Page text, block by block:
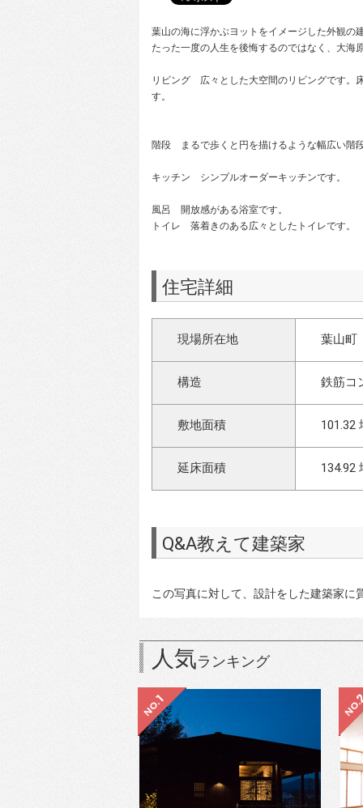
葉山の海に浮かぶヨットをイメージした外観の
たった一度の人生を後悔するのではなく、大海
リビング 広々とした大空間のリビングです。
す。
階段 まるで歩くと円を描けるような幅広い階
キッチン シンプルオーダーキッチンです。
風呂 開放感がある浴室です。
トイレ 落着きのある広々としたトイレです。
住宅詳細
現場所在地 葉山町
構造 鉄筋コ
敷地面積 101.32
延床面積 134.92
Q&A教えて建築家
この写真に対して、設計をした建築家に
人気ランキング